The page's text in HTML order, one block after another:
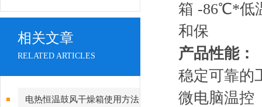
相关文章
RELATED ARTICLES
电热恒温鼓风干燥箱使用方法
产品性能：
稳定可靠的
微电脑温控